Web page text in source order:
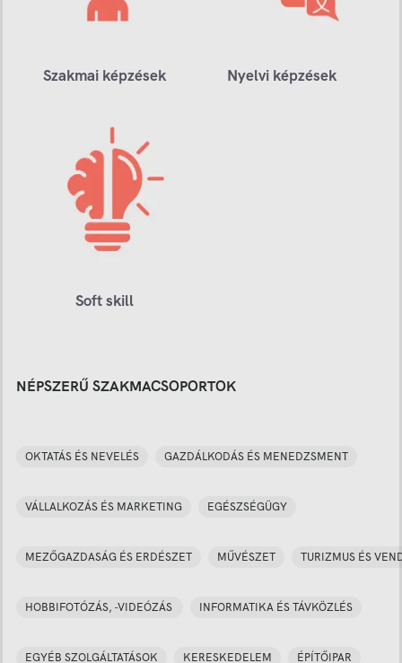
Szakmai képzések Nyelvi képzések
Soft skill
NÉPSZERŰ SZAKMACSOPORTOK
OKTATÁS ÉS NEVELÉS GAZDÁLKODÁS ÉS MENEDZSMENT
VÁLLALKOZÁS ÉS MARKETING EGÉSZSÉGÜGY
MEZŐGAZDASÁG ÉS ERDÉSZET MŰVÉSZET TURIZMUS ÉS
HOBBIFOTÓZÁS, -VIDEÓZÁS INFORMATIKA ÉS TÁVKÖZLÉS
EGYÉB SZOLGÁLTATÁSOK KERESKEDELEM ÉPÍTŐIPAR